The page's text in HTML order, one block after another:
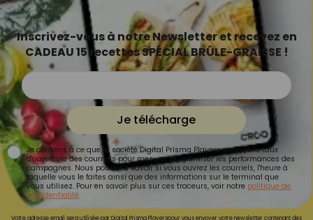
Inscrivez-vous à notre Newsletter et recevez en
CADEAU 15 recettes SPÉCIAL BRÛLE-GRAISSE !
Je télécharge
Je consens à ce que la société Digital Prisma Players analyse le taux
d'ouverture des courriels pour mesurer et optimiser les performances des
campagnes. Nous pourrons savoir si vous ouvrez les courriels, l'heure à
laquelle vous le faites ainsi que des informations sur le terminal que
vous utilisez. Pour en savoir plus sur ces traceurs, voir notre politique de
confidentialité.
Votre adresse email sera utilisée par Digital Prisma Playerspour vous envoyer votre newsletter contenant des